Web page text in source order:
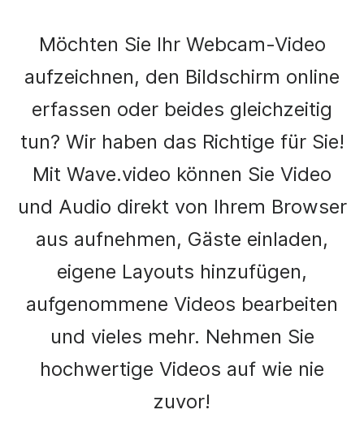
Möchten Sie Ihr Webcam-Video
aufzeichnen, den Bildschirm online
erfassen oder beides gleichzeitig
tun? Wir haben das Richtige für Sie!
Mit Wave.video können Sie Video
und Audio direkt von Ihrem Browser
aus aufnehmen, Gäste einladen,
eigene Layouts hinzufügen,
aufgenommene Videos bearbeiten
und vieles mehr. Nehmen Sie
hochwertige Videos auf wie nie
zuvor!